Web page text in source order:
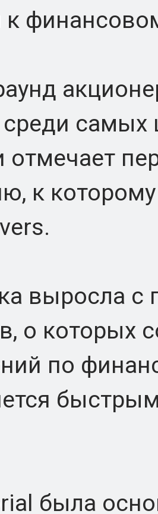
самых
отмечает
к
выросла с
о которых
по
была